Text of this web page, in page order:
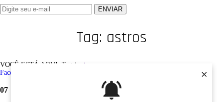
×
Tag: astros
VOCÊ ESTÁ AQUI: Tag /
astros
Facebook
07